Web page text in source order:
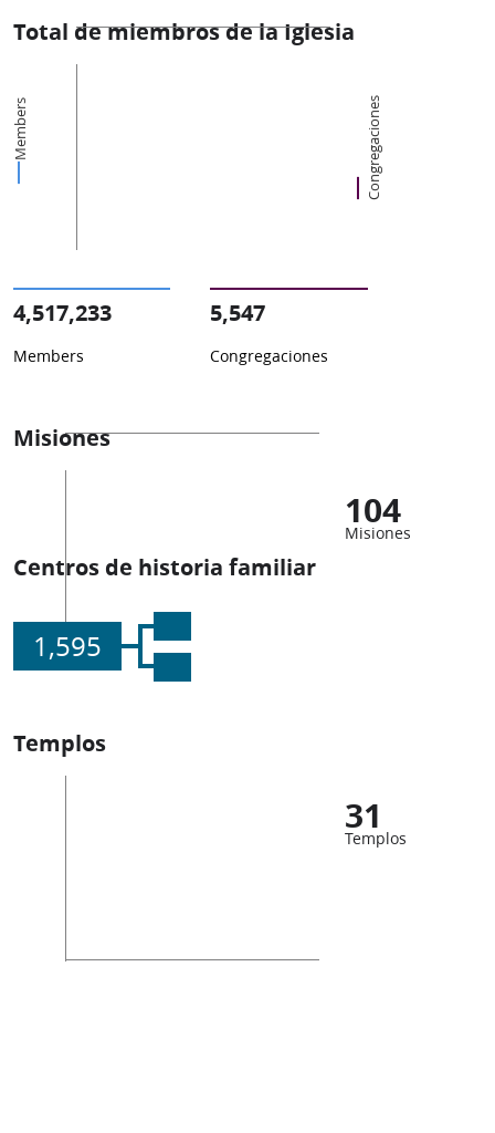
Total de miembros de la Iglesia
Members Congregaciones
4,517,233
Members
5,547
Congregaciones
Misiones
104
Misiones
Centros de historia familiar
1,595
Templos
31
Templos